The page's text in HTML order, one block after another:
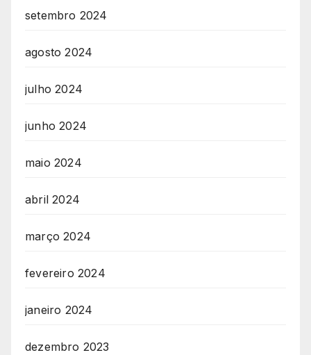
setembro 2024
agosto 2024
julho 2024
junho 2024
maio 2024
abril 2024
março 2024
fevereiro 2024
janeiro 2024
dezembro 2023